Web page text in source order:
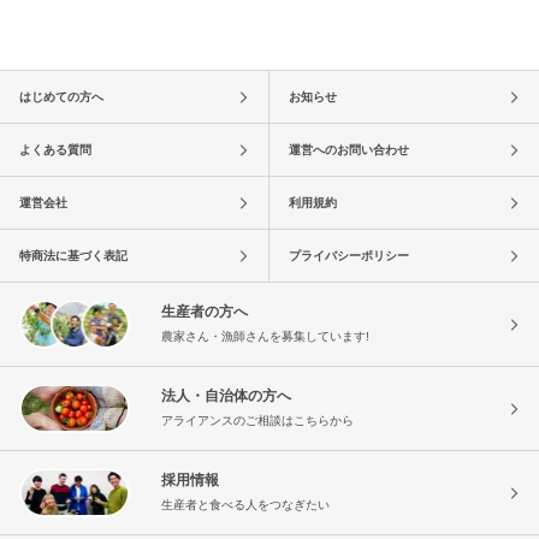
はじめての方へ お知らせ
よくある質問 運営へのお問い合わせ
運営会社 利用規約
特商法に基づく表記 プライバシーポリシー
生産者の方へ
農家さん・漁師さんを募集しています!
法人・自治体の方へ
アライアンスのご相談はこちらから
採用情報
生産者と食べる人をつなぎたい